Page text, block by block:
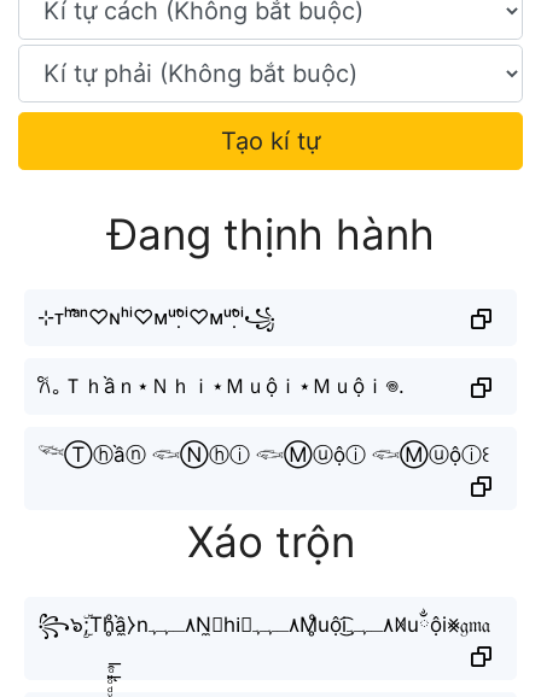
Tạo kí tự
Đang thịnh hành
⊹ᴛʰᵃ̂̀ⁿ♡ɴʰⁱ♡ᴍᵘᵒ̣̂ⁱ♡ᴍᵘᵒ̣̂ⁱ꧁
𐙚｡Ｔｈầｎ⋆Ｎｈｉ⋆Ｍｕộｉ⋆Ｍｕộｉ𖦹.
𓆝Ⓣⓗầⓝ 𓆟Ⓝⓗⓘ 𓆟Ⓜⓤộⓘ 𓆟Ⓜⓤộⓘ꒰
Xáo trộn
꧂๖ۣۜ;Th̥ͦầ̼⧽n٨ـﮩﮩN̼⧽hi⃘٨ـﮩﮩM̥ͦuội͜͡٨ـﮩﮩꁒuྂội⨳𝔤𝔪𝔞